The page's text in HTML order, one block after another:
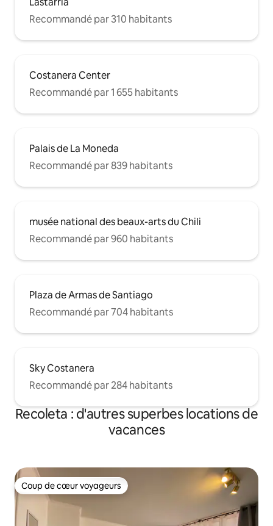
Recommandé par 310 habitants
Costanera Center
Recommandé par 1 655 habitants
Palais de La Moneda
Recommandé par 839 habitants
musée national des beaux-arts du Chili
Recommandé par 960 habitants
Plaza de Armas de Santiago
Recommandé par 704 habitants
Sky Costanera
Recommandé par 284 habitants
Recoleta : d'autres superbes locations de
vacances
Coup de cœur voyageurs
Coup de cœur voyageurs